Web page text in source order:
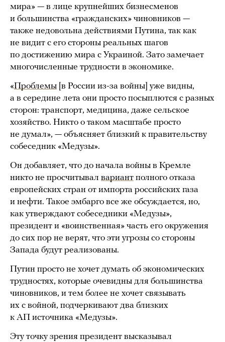
мира» — в лице крупнейших бизнесменов
и большинства «гражданских» чиновников —
также недовольна действиями Путина, так как
не видит с его стороны реальных шагов
по достижению мира с Украиной. Зато замечает
многочисленные трудности в экономике.
«Проблемы [в России из-за войны] уже видны,
а в середине лета они просто посыплются с разных
сторон: транспорт, медицина, даже сельское
хозяйство. Никто о таком масштабе просто
не думал», — объясняет близкий к правительству
собеседник «Медузы».
Он добавляет, что до начала войны в Кремле
никто не просчитывал вариант полного отказа
европейских стран от импорта российских газа
и нефти. Такое эмбарго все же обсуждается, но,
как утверждают собеседники «Медузы»,
президент и «воинственная» часть его окружения
до сих пор не верят, что эти угрозы со стороны
Запада будут реализованы.
Путин просто не хочет думать об экономических
трудностях, которые очевидны для большинства
чиновников, и тем более не хочет связывать
их с войной, подчеркивают два близких
к АП источника «Медузы».
Эту точку зрения президент высказывал